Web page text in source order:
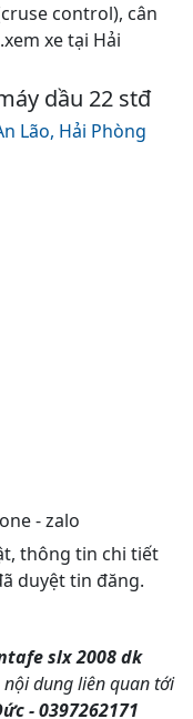
control), cân
xe tại Hải
dầu 22 stđ
Lão, Hải Phòng
- zalo
thông tin chi tiết
duyệt tin đăng.
slx 2008 dk
dung liên quan tới
- 0397262171